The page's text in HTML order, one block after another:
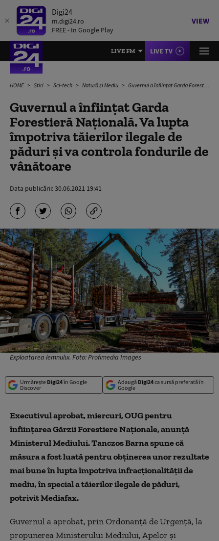
Digi24
m.digi24.ro
FREE - In Google Play
VIEW
LIVE FM LIVE TV
HOME Știri Sci-tech Natură și Mediu Guvernul a înființat Garda Forestieră Națională. Va lupta împotriva tăierilor ilegale de păduri și va controla fondurile de vânătoare
Guvernul a înființat Garda
Forestieră Națională. Va lupta
împotriva tăierilor ilegale de
păduri și va controla fondurile de
vânătoare
Data publicării:30.06.2021 19:41
Exploatarea lemnului. Foto: Profimedia Images
Urmărește Digi24în Google
Discover
Adaugă Digi24ca sursă preferată în
Google
Executivul aprobat, miercuri, OUG pentru
înființarea Gărzii Forestiere Naționale, anunță
Ministerul Mediului. Tanczos Barna spune că
măsura a fost luată pentru obținerea unor rezultate
mai bune în lupta împotriva infracționalității de
mediu, în special a tăierilor ilegale de păduri,
potrivit Mediafax.
Guvernul a aprobat, prin Ordonanță de Urgență, la
propunerea Ministerului Mediului, Apelor și